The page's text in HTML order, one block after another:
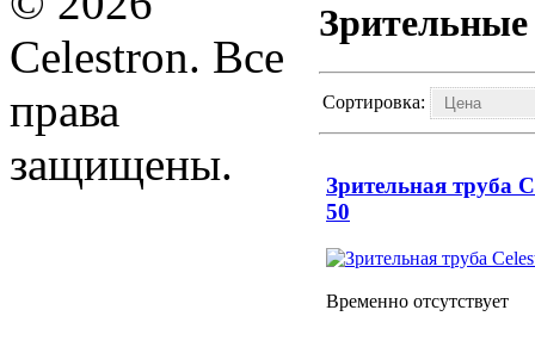
Сортировка:
Зрительная труба
50
Временно отсутствует
Celestron. Все
права
защищены.